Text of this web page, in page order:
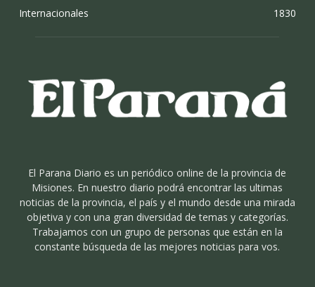
Internacionales
1830
El Parana Diario es un periódico online de la provincia de
Misiones. En nuestro diario podrá encontrar las ultimas
noticias de la provincia, el país y el mundo desde una mirada
objetiva y con una gran diversidad de temas y categorías.
Trabajamos con un grupo de personas que están en la
constante búsqueda de las mejores noticias para vos.